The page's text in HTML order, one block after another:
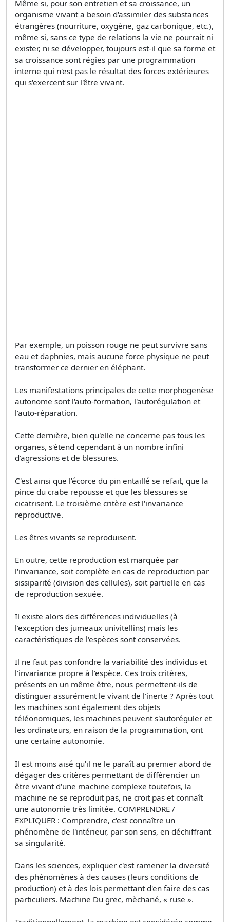
Même si, pour son entretien et sa croissance, un
organisme vivant a besoin d'assimiler des substances
étrangères (nourriture, oxygène, gaz carbonique, etc.),
même si, sans ce type de relations la vie ne pourrait ni
exister, ni se développer, toujours est-il que sa forme et
sa croissance sont régies par une programmation
interne qui n'est pas le résultat des forces extérieures
qui s'exercent sur l'être vivant.
Par exemple, un poisson rouge ne peut survivre sans
eau et daphnies, mais aucune force physique ne peut
transformer ce dernier en éléphant.
Les manifestations principales de cette morphogenèse
autonome sont l'auto-formation, l'autorégulation et
l'auto-réparation.
Cette dernière, bien qu'elle ne concerne pas tous les
organes, s'étend cependant à un nombre infini
d'agressions et de blessures.
C'est ainsi que l'écorce du pin entaillé se refait, que la
pince du crabe repousse et que les blessures se
cicatrisent. Le troisième critère est l'invariance
reproductive.
Les êtres vivants se reproduisent.
En outre, cette reproduction est marquée par
l'invariance, soit complète en cas de reproduction par
sissiparité (division des cellules), soit partielle en cas
de reproduction sexuée.
Il existe alors des différences individuelles (à
l'exception des jumeaux univitellins) mais les
caractéristiques de l'espèces sont conservées.
Il ne faut pas confondre la variabilité des individus et
l'invariance propre à l'espèce. Ces trois critères,
présents en un même être, nous permettent-ils de
distinguer assurément le vivant de l'inerte ? Après tout
les machines sont également des objets
téléonomiques, les machines peuvent s'autoréguler et
les ordinateurs, en raison de la programmation, ont
une certaine autonomie.
Il est moins aisé qu'il ne le paraît au premier abord de
dégager des critères permettant de différencier un
être vivant d'une machine complexe toutefois, la
machine ne se reproduit pas, ne croit pas et connaît
une autonomie très limitée. COMPRENDRE /
EXPLIQUER : Comprendre, c'est connaître un
phénomène de l'intérieur, par son sens, en déchiffrant
sa singularité.
Dans les sciences, expliquer c'est ramener la diversité
des phénomènes à des causes (leurs conditions de
production) et à des lois permettant d'en faire des cas
particuliers. Machine Du grec, mèchané, « ruse ».